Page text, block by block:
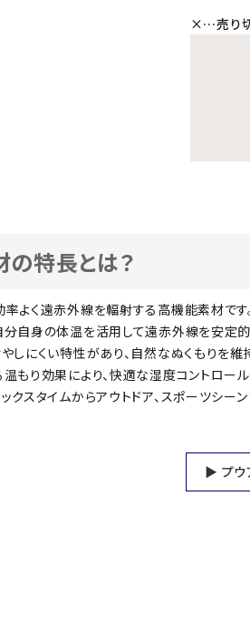
×…売り
特長とは？
よく遠赤外線を輻射する高機能素材です
自身の体温を活用して遠赤外線を安定
しにくい特性があり、自然なぬくもりを
温もり効果により、快適な湿度コントロー
クスタイムからアウトドア、スポーツシー
▶ プウ